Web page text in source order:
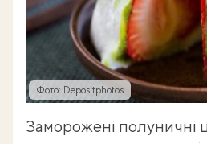
Фото: Depositphotos
Заморожені полуничні